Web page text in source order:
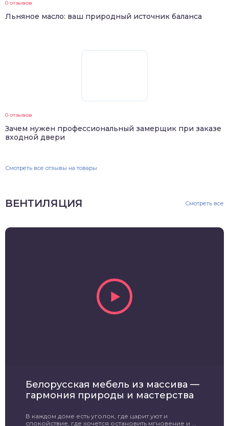
0 отзывов
Льняное масло: ваш природный источник баланса
0 отзывов
Зачем нужен профессиональный замерщик при заказе
входной двери
Смотреть все отзывы на товары
ВЕНТИЛЯЦИЯ Смотреть все
Белорусская мебель из массива —
гармония природы и мастерства
В каждом доме есть уголок, где царит уют и
спокойствие, где хочется остановить мгновение и ...